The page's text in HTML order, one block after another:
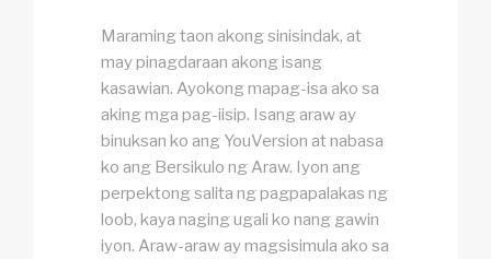
Maraming taon akong sinisindak, at
may pinagdaraan akong isang
kasawian. Ayokong mapag-isa ako sa
aking mga pag-iisip. Isang araw ay
binuksan ko ang YouVersion at nabasa
ko ang Bersikulo ng Araw. Iyon ang
perpektong salita ng pagpapalakas ng
loob, kaya naging ugali ko nang gawin
iyon. Araw-araw ay magsisimula ako sa